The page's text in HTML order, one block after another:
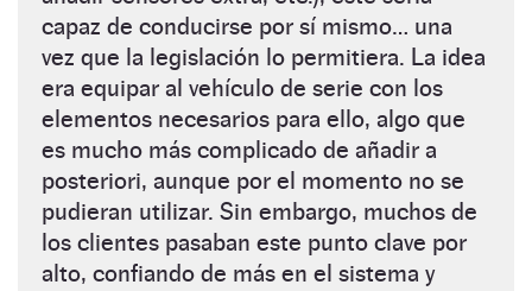
capaz de conducirse por sí mismo… una
vez que la legislación lo permitiera. La idea
era equipar al vehículo de serie con los
elementos necesarios para ello, algo que
es mucho más complicado de añadir a
posteriori, aunque por el momento no se
pudieran utilizar. Sin embargo, muchos de
los clientes pasaban este punto clave por
alto, confiando de más en el sistema y